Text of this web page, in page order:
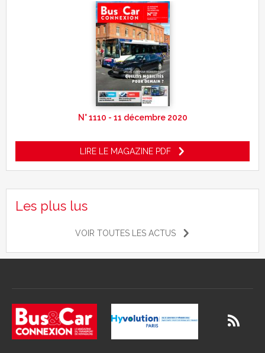
N° 1110 - 11 décembre 2020
LIRE LE MAGAZINE PDF
Les plus lus
VOIR TOUTES LES ACTUS